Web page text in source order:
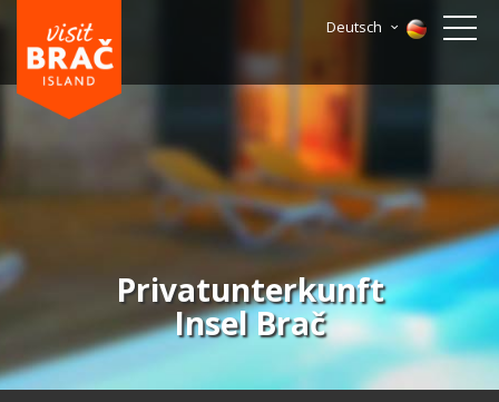
Deutsch
Privatunterkunft
Insel Brač